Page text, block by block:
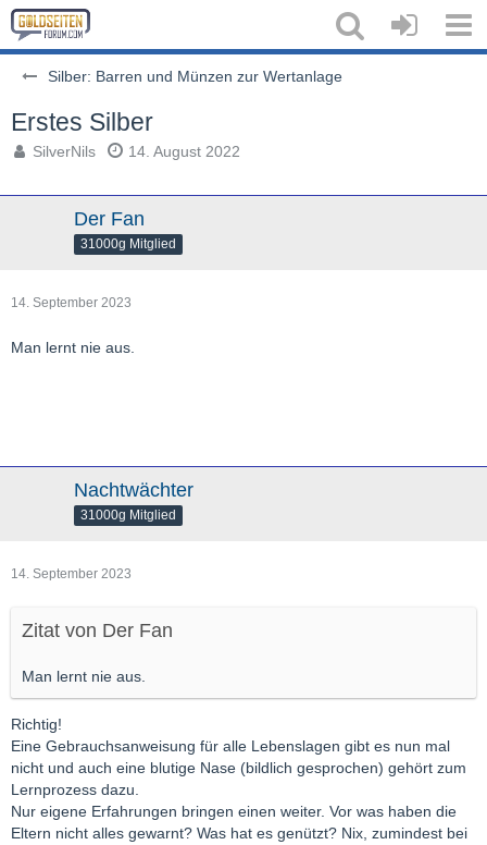
Silber: Barren und Münzen zur Wertanlage
Erstes Silber
SilverNils 14. August 2022
Der Fan
31000g Mitglied
14. September 2023
Man lernt nie aus.
Nachtwächter
31000g Mitglied
14. September 2023
Zitat von Der Fan
Man lernt nie aus.
Richtig!
Eine Gebrauchsanweisung für alle Lebenslagen gibt es nun mal
nicht und auch eine blutige Nase (bildlich gesprochen) gehört zum
Lernprozess dazu.
Nur eigene Erfahrungen bringen einen weiter. Vor was haben die
Eltern nicht alles gewarnt? Was hat es genützt? Nix, zumindest bei